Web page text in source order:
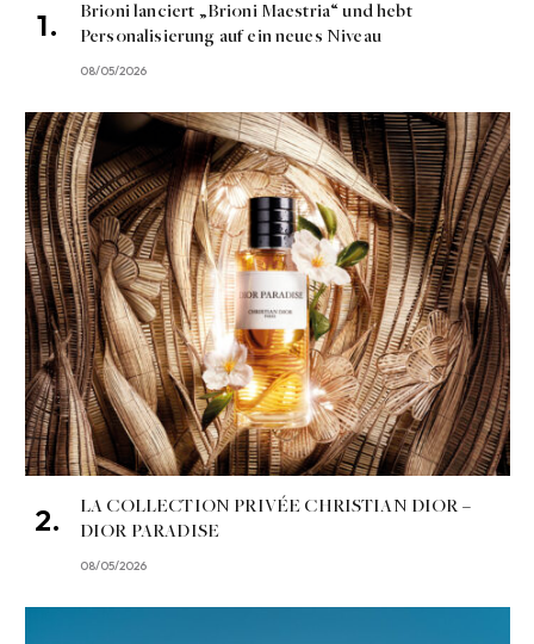
Brioni lanciert „Brioni Maestria“ und hebt
Personalisierung auf ein neues Niveau
08/05/2026
LA COLLECTION PRIVÉE CHRISTIAN DIOR –
DIOR PARADISE
08/05/2026